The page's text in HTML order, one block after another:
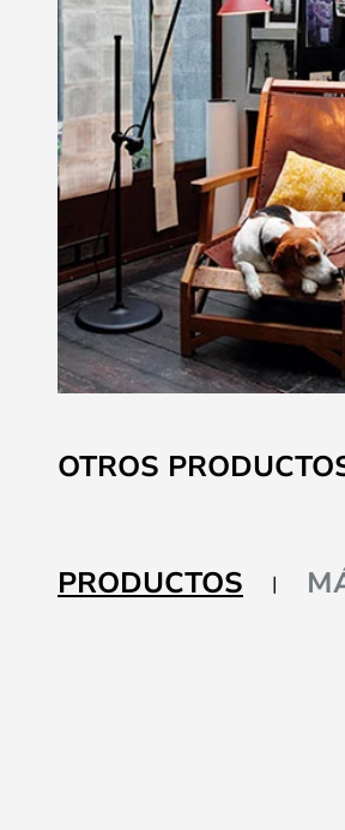
al
comienzo
galería
de
OTROS
PRODUCTOS